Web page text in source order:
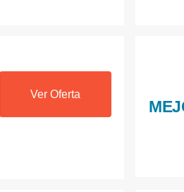
Ver Oferta